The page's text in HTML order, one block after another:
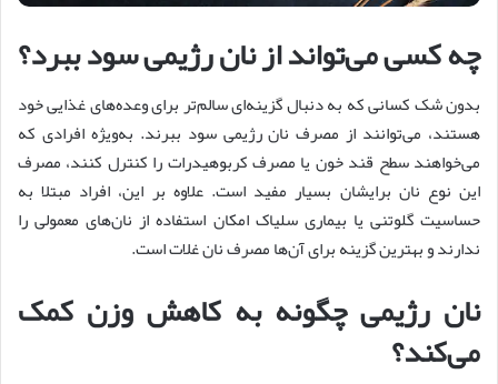
چه کسی می‌تواند از نان رژیمی سود ببرد؟
بدون شک کسانی که به دنبال گزینه‌ای سالم‌تر برای وعده‌های غذایی خود
هستند، می‌توانند از مصرف نان رژیمی سود ببرند. به‌ویژه افرادی که
می‌خواهند سطح قند خون یا مصرف کربوهیدرات را کنترل کنند، مصرف
این نوع نان برایشان بسیار مفید است. علاوه بر این، افراد مبتلا به
حساسیت گلوتنی یا بیماری سلیاک امکان استفاده از نان‌های معمولی را
ندارند و بهترین گزینه برای آن‌ها مصرف نان غلات است.
نان رژیمی چگونه به کاهش وزن کمک
می‌کند؟